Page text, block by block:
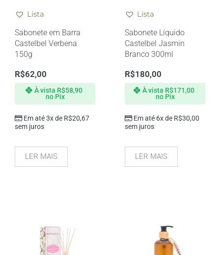
Lista
Sabonete em Barra
Castelbel Verbena
150g
R$62,00
Em até 3x de R$20,67
sem juros
À vista R$58,90
no Pix
LER MAIS
Lista
Sabonete Líquido
Castelbel Jasmin
Branco 300ml
R$180,00
Em até 6x de R$30,00
sem juros
À vista R$171,00
no Pix
LER MAIS